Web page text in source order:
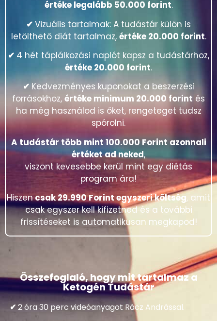
Több órányi videóanyagot Rácz Andrással,
értéke legalább 50.000 forint.
letölthető diát tartalmaz,értéke 20.000 forint.
✔4 hét táplálkozási naplót kapsz a tudástárhoz,
értéke 20.000 forint
✔Kedvezményes kuponokat a beszerzési
forrásokhoz,értéke minimum 20.000 forint
ha még használod is őket, rengeteget tudsz
spórolni.
A tudástár több mint 100.000 Forint azonnali
értéket ad neked
viszont kevesebbe kerül mint egy diétás
program ára!
Hiszencsak 29.990 Forint egyszeri költség, amit
csak egyszer kell kifizetned és a további
frissítéseket is automatikusan megkapod!
Összefoglaló, hogy mit tartalmaz a
Ketogén Tudástár